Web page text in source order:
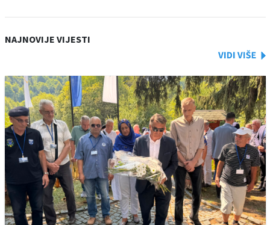
NAJNOVIJE VIJESTI